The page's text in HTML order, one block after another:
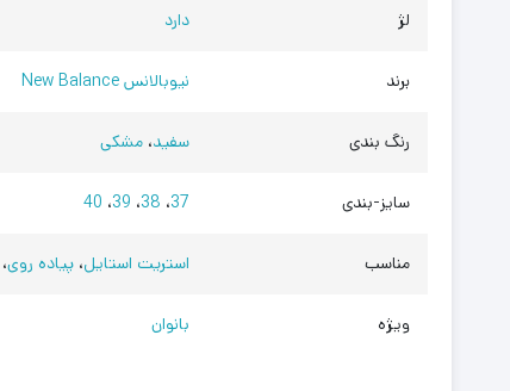
لژ دارد
برند نیوبالانس New Balance
رنگ بندی سفید، مشکی
سایز-بندی 37، 38، 39، 40
مناسب استریت استایل، پیاده روی،
ویژه بانوان